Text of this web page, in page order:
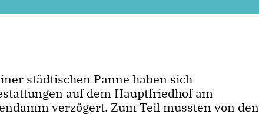
städtischen Panne haben sich
auf dem Hauptfriedhof am
verzögert. Zum Teil mussten von den